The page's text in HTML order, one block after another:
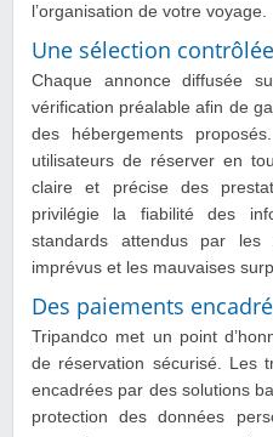
l’organisation de votre voyage.
Une sélection
Chaque annonce diffusée
vérification préalable afin de
des hébergements
utilisateurs de réserver en
claire et précise des
privilégie la fiabilité des
standards attendus par les
imprévus et les mauvaises
Des paiements
Tripandco met un point
de réservation sécurisé. Les
encadrées par des solutions
protection des données